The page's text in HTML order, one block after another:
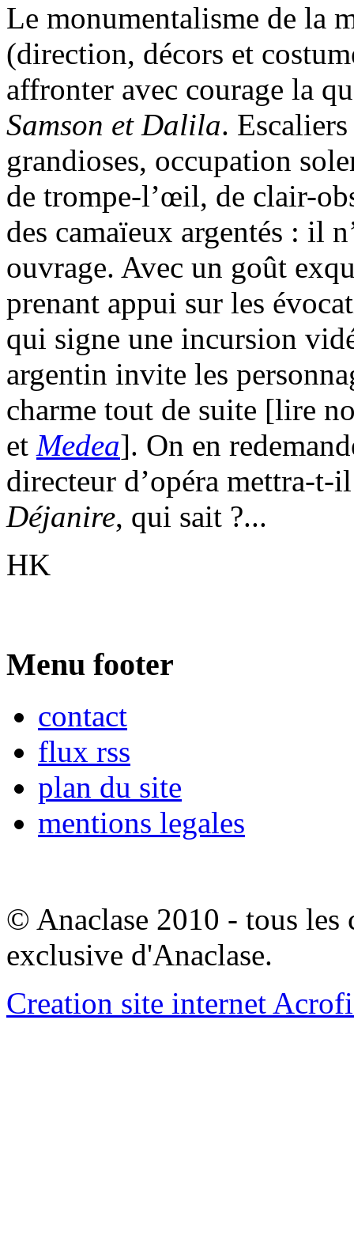
Le monumentalisme de la
(direction, décors et
affronter avec courage la
Samson et Dalila.
grandioses, occupation
de trompe-l’œil, de clair-
des camaïeux argentés : il
ouvrage. Avec un goût
prenant appui sur les
qui signe une incursion
argentin invite les
charme tout de suite [lire
et Medea]. On en
directeur d’opéra mettra-t-
Déjanire, qui sait ?...
HK
Menu footer
contact
flux rss
plan du site
mentions legales
© Anaclase 2010 - tous les
exclusive d'Anaclase.
Creation site internet